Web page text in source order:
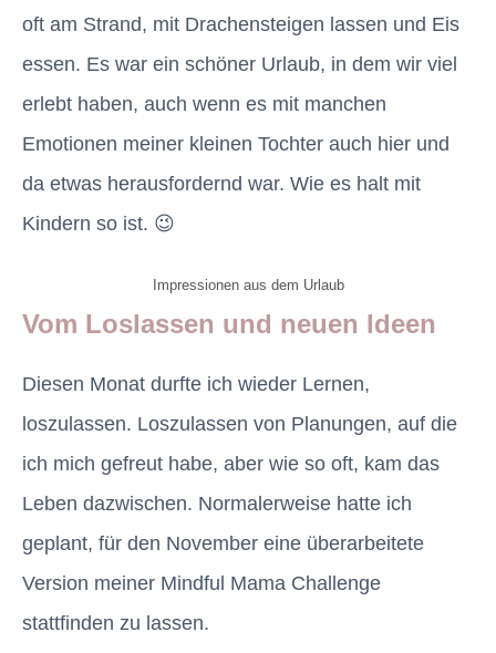
oft am Strand, mit Drachensteigen lassen und Eis
essen. Es war ein schöner Urlaub, in dem wir viel
erlebt haben, auch wenn es mit manchen
Emotionen meiner kleinen Tochter auch hier und
da etwas herausfordernd war. Wie es halt mit
Kindern so ist. 😉
Impressionen aus dem Urlaub
Vom Loslassen und neuen Ideen
Diesen Monat durfte ich wieder Lernen,
loszulassen. Loszulassen von Planungen, auf die
ich mich gefreut habe, aber wie so oft, kam das
Leben dazwischen. Normalerweise hatte ich
geplant, für den November eine überarbeitete
Version meiner Mindful Mama Challenge
stattfinden zu lassen.